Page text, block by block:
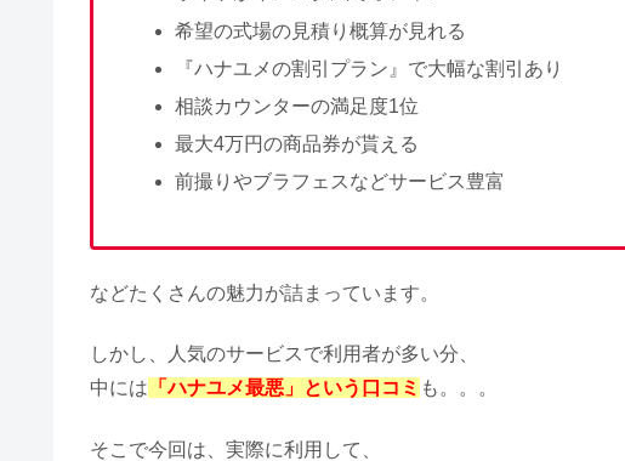
希望の式場の見積り概算が見れる
『ハナユメの割引プラン』で大幅な割引あり
相談カウンターの満足度1位
最大4万円の商品券が貰える
前撮りやブラフェスなどサービス豊富
などたくさんの魅力が詰まっています。
しかし、人気のサービスで利用者が多い分、
中には 「ハナユメ最悪」という口コミ も。。。
そこで今回は、実際に利用して、